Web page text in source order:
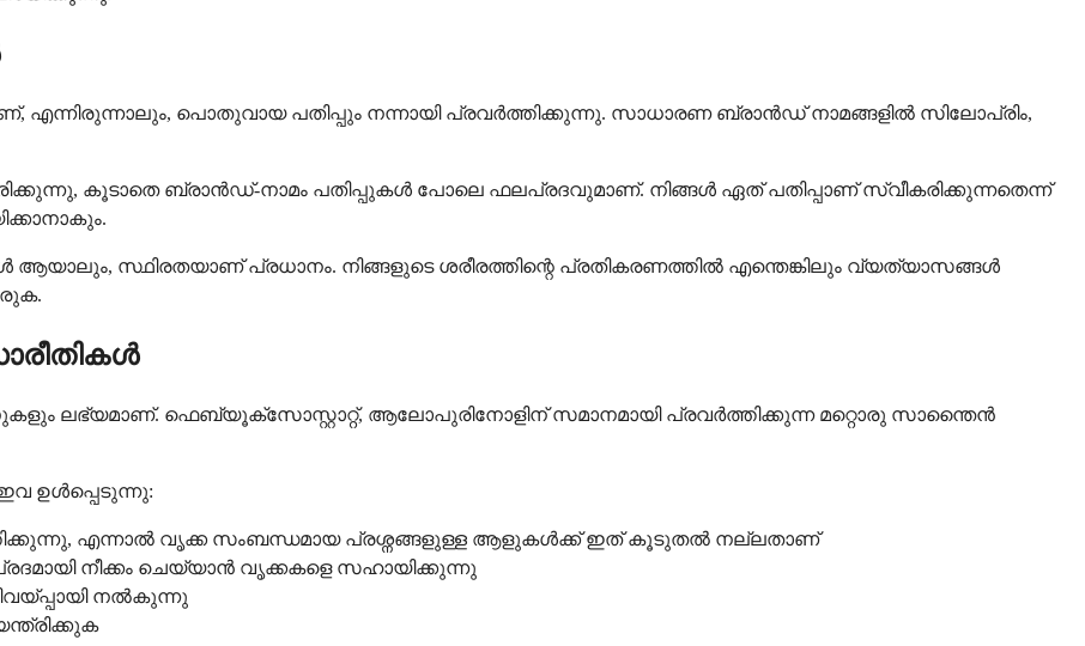
പൊതുവായ പതിപ്പും നന്നായി പ്രവർത്തിക്കുന്നു. സാധാരണ ബ്രാൻഡ് നാമങ്ങളിൽ സിലോപ്രിം,
കൂടാതെ ബ്രാൻഡ്-നാമം പതിപ്പുകൾ പോലെ ഫലപ്രദവുമാണ്. നിങ്ങൾ ഏത് പതിപ്പാണ് സ്വീകരിക്കുന്നതെന്ന്
സ്ഥിരതയാണ് പ്രധാനം. നിങ്ങളുടെ ശരീരത്തിന്റെ പ്രതികരണത്തിൽ എന്തെങ്കിലും വ്യത്യാസങ്ങൾ
ലഭ്യമാണ്. ഫെബ്യൂക്സോസ്റ്റാറ്റ്, ആലോപുരിനോളിന് സമാനമായി പ്രവർത്തിക്കുന്ന മറ്റൊരു സാന്തൈൻ
ഉൾപ്പെടുന്നു:
എന്നാൽ വൃക്ക സംബന്ധമായ പ്രശ്നങ്ങളുള്ള ആളുകൾക്ക് ഇത് കൂടുതൽ നല്ലതാണ്
നീക്കം ചെയ്യാൻ വൃക്കകളെ സഹായിക്കുന്നു
നൽകുന്നു